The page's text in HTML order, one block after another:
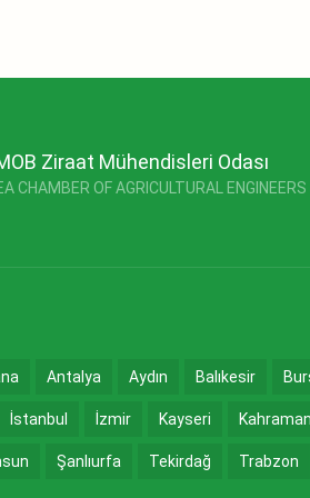
Ziraat Mühendisleri Odası
CHAMBER OF AGRICULTURAL ENGINEERS
Antalya Aydın Balıkesir
İstanbul İzmir Kayseri
Şanlıurfa Tekirdağ Trabzon